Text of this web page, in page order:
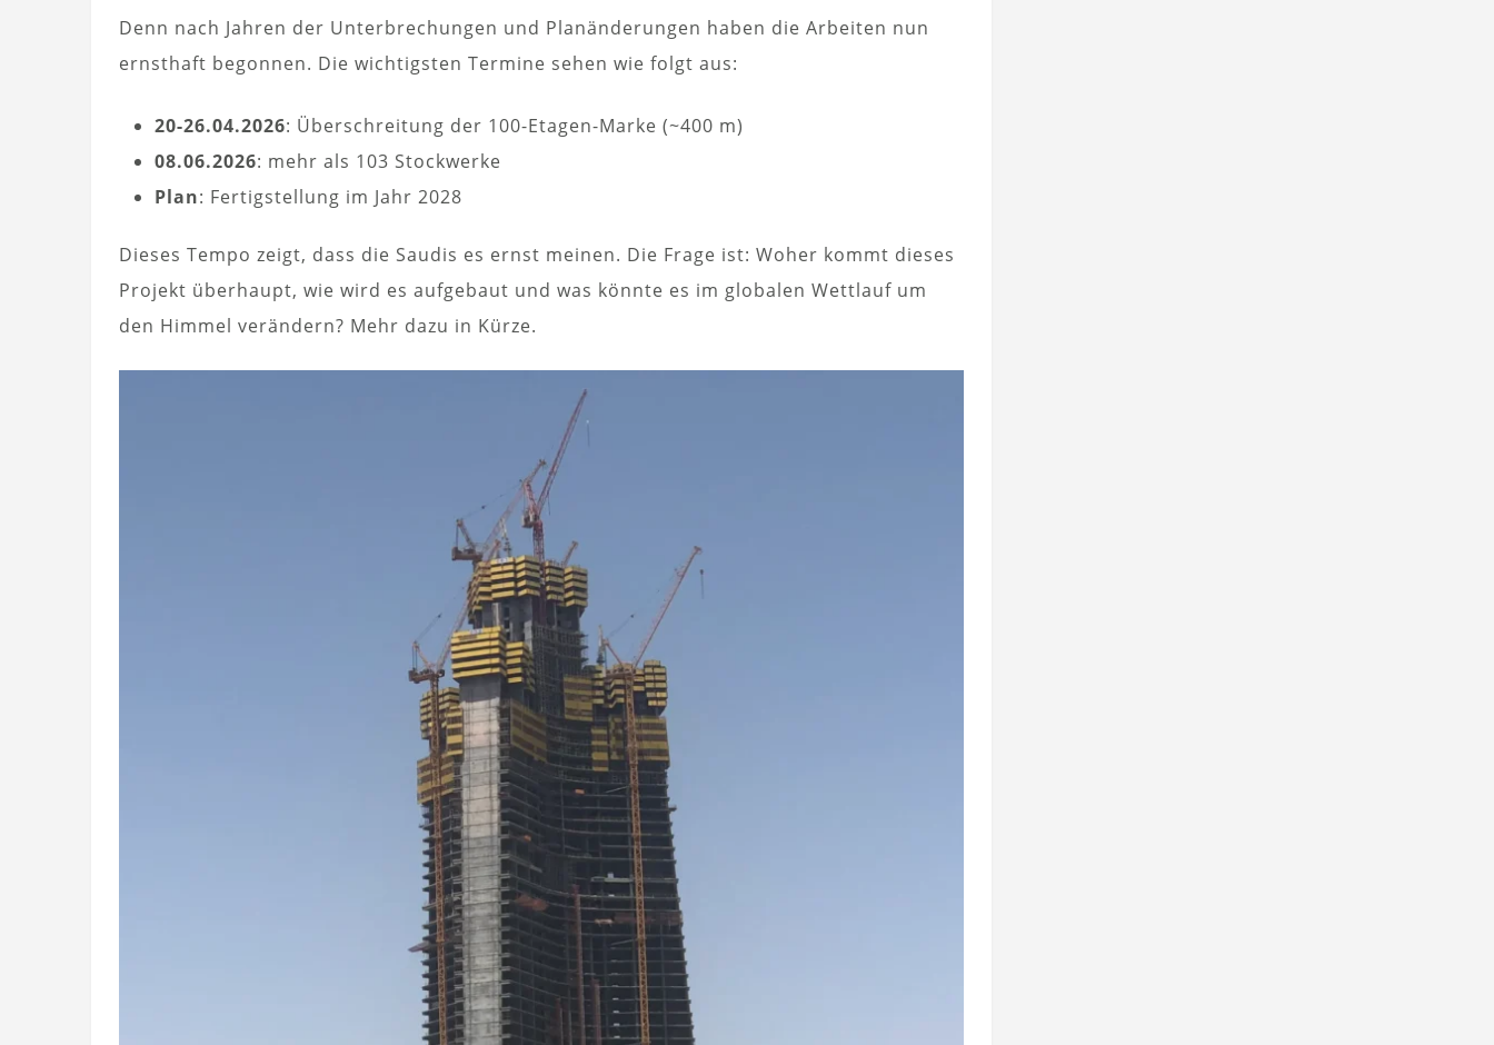
Denn nach Jahren der Unterbrechungen und Planänderungen haben die Arbeiten nun
ernsthaft begonnen. Die wichtigsten Termine sehen wie folgt aus:
20-26.04.2026: Überschreitung der 100-Etagen-Marke (~400 m)
08.06.2026: mehr als 103 Stockwerke
Plan: Fertigstellung im Jahr 2028
Dieses Tempo zeigt, dass die Saudis es ernst meinen. Die Frage ist: Woher kommt dieses
Projekt überhaupt, wie wird es aufgebaut und was könnte es im globalen Wettlauf um
den Himmel verändern? Mehr dazu in Kürze.